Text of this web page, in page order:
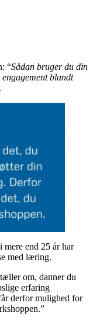
“Sådan bruger du din
blandt
mere end 25 år har
med læring.
om, danner du
erfaring
derfor mulighed for